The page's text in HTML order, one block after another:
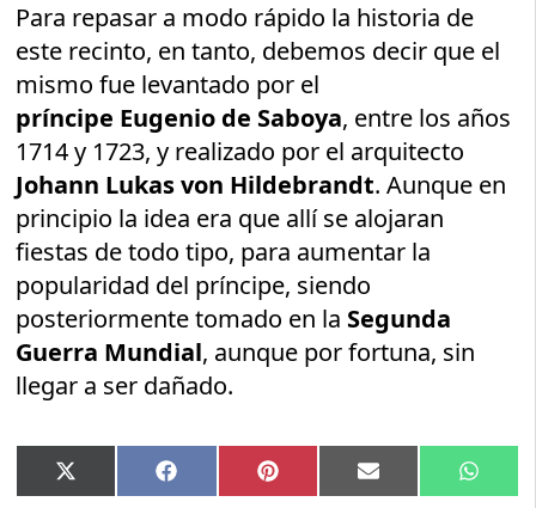
Para repasar a modo rápido la historia de
este recinto, en tanto, debemos decir que el
mismo fue levantado por el
príncipe Eugenio de Saboya, entre los años
1714 y 1723, y realizado por el arquitecto
Johann Lukas von Hildebrandt. Aunque en
principio la idea era que allí se alojaran
fiestas de todo tipo, para aumentar la
popularidad del príncipe, siendo
posteriormente tomado en la Segunda
Guerra Mundial, aunque por fortuna, sin
llegar a ser dañado.
Compartir
en
X
(Twitter)
Compartir
en
Facebook Compartir
en
Pinterest Compartir
en
Email
en